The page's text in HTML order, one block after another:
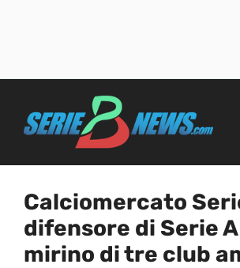
Calciomercato
difensore di Serie
mirino di tre club